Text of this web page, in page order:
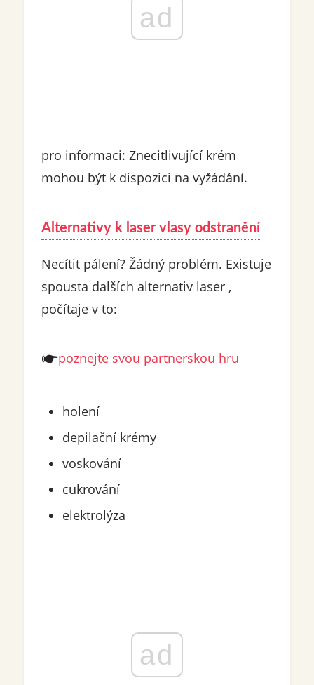
ad
pro informaci: Znecitlivující krém
mohou být k dispozici na vyžádání.
Alternativy k laser vlasy odstranění
Necítit pálení? Žádný problém. Existuje
spousta dalších alternativ laser ,
počítaje v to:
poznejte svou partnerskou hru
holení
depilační krémy
voskování
cukrování
elektrolýza
ad